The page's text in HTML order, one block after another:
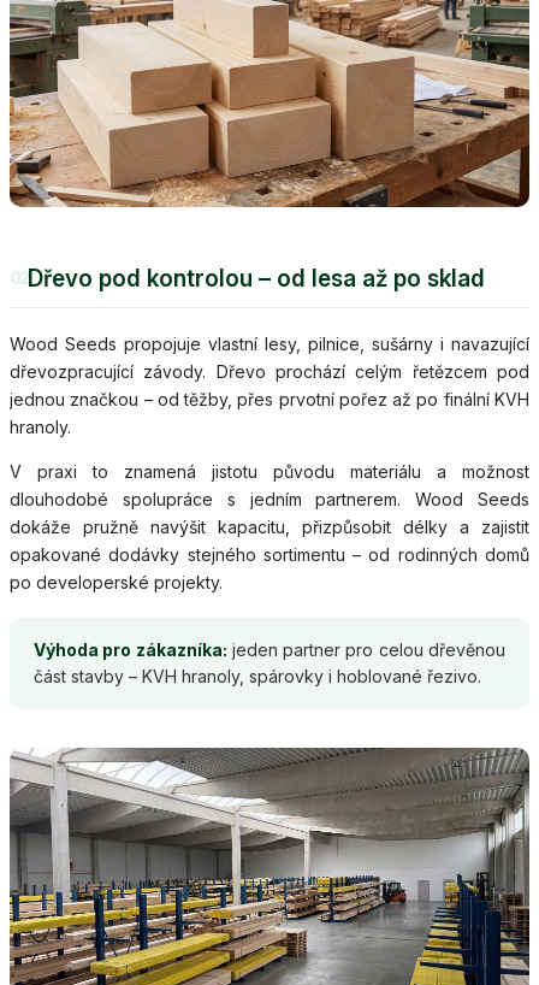
02Dřevo pod kontrolou – od lesa až po sklad
Wood Seeds propojuje vlastní lesy, pilnice, sušárny i navazující
dřevozpracující závody. Dřevo prochází celým řetězcem pod
jednou značkou – od těžby, přes prvotní pořez až po finální KVH
hranoly.
V praxi to znamená jistotu původu materiálu a možnost
dlouhodobé spolupráce s jedním partnerem. Wood Seeds
dokáže pružně navýšit kapacitu, přizpůsobit délky a zajistit
opakované dodávky stejného sortimentu – od rodinných domů
po developerské projekty.
Výhoda pro zákazníka: jeden partner pro celou dřevěnou
část stavby – KVH hranoly, spárovky i hoblované řezivo.